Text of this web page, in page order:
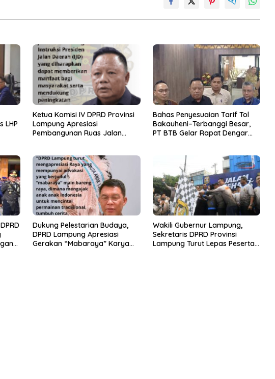
LHP
Ketua Komisi IV DPRD Provinsi
Lampung Apresiasi
Pembangunan Ruas Jalan
Bahas Penyesuaian Tarif Tol
Bakauheni–Terbanggi Besar,
PT BTB Gelar Rapat Dengar
Dukung Pelestarian Budaya,
DPRD Lampung Apresiasi
Gerakan “Mabaraya” Karya
Wakili Gubernur Lampung,
Sekretaris DPRD Provinsi
Lampung Turut Lepas Peserta